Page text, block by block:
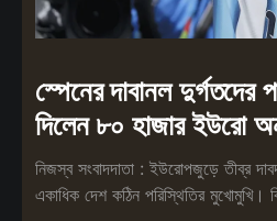
স্পেনের দাবানল দুর্গতদের
দিলেন ৮০ হাজার ইউরো
নিজস্ব সংবাদদাতা : ইউরোপজুড়ে তীব্র
একাধিক দেশ কঠিন পরিস্থিতির মুখোমুখি।